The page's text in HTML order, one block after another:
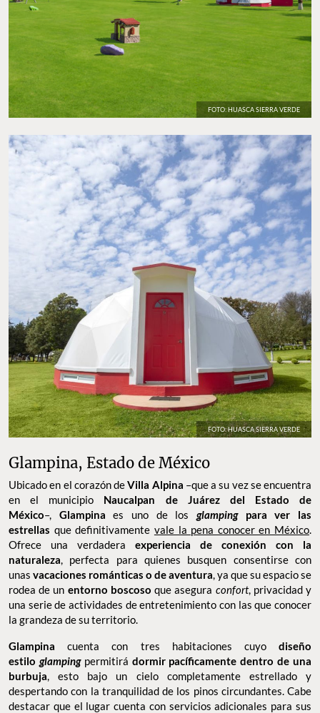
FOTO: HUASCA SIERRA VERDE
FOTO: HUASCA SIERRA VERDE
Glampina, Estado de México
Ubicado en el corazón deVilla Alpina –que a su vez se encuentra
en el municipio Naucalpan de Juárez del Estado de
México–, Glampina es uno de losglampingpara ver las
estrellas que definitivamente vale la pena conocer en México.
Ofrece una verdadera experiencia de conexión con la
naturaleza, perfecta para quienes busquen consentirse con
unas vacaciones románticas o de aventura, ya que su espacio se
rodea de un entorno boscosoque asegura confort, privacidad y
una serie de actividades de entretenimiento con las que conocer
la grandeza de su territorio.
Glampina cuenta con tres habitaciones cuyo diseño
estilo glamping permitirá dormir pacíficamente dentro de una
burbuja, esto bajo un cielo completamente estrellado y
despertando con la tranquilidad de los pinos circundantes. Cabe
destacar que el lugar cuenta con servicios adicionales para sus